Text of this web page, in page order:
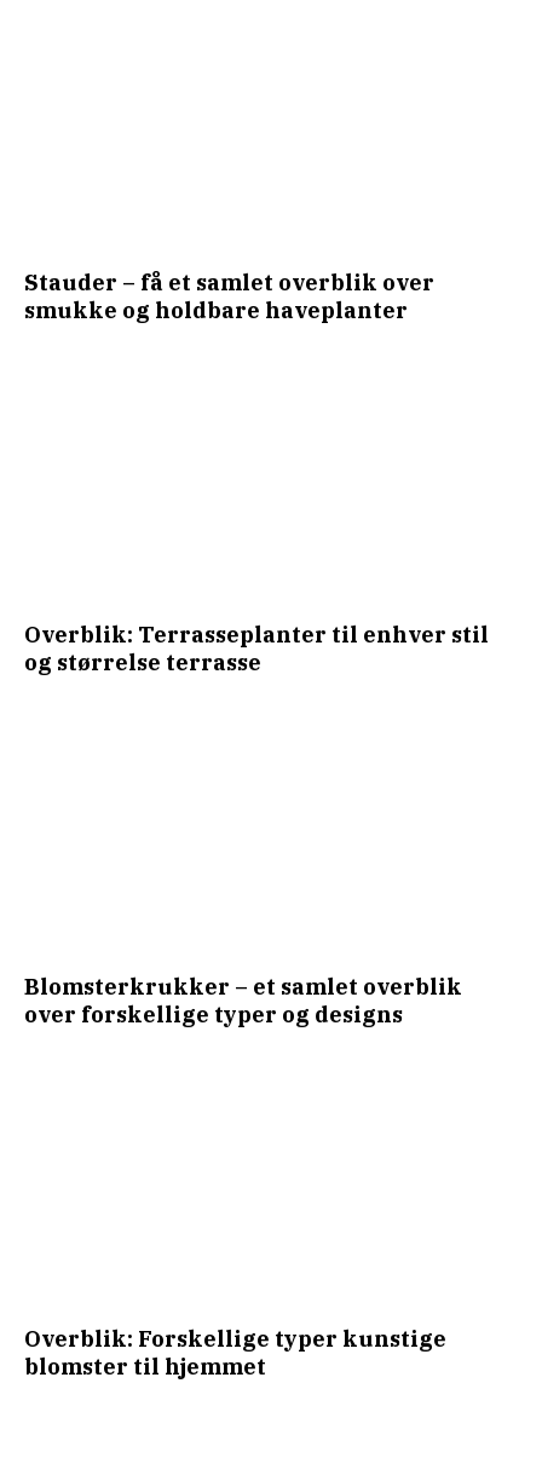
Stauder – få et samlet overblik over
smukke og holdbare haveplanter
Overblik: Terrasseplanter til enhver stil
og størrelse terrasse
Blomsterkrukker – et samlet overblik
over forskellige typer og designs
Overblik: Forskellige typer kunstige
blomster til hjemmet